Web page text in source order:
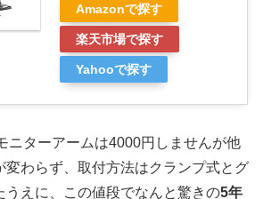
Amazonで探す
楽天市場で探す
Yahooで探す
ニターアームは4000円しませんが他
変わらず、取付方法はクランプ式とグ
うえに、この値段でなんと驚きの5年